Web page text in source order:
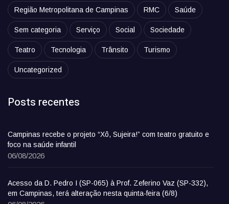
Região Metropolitana de Campinas RMC Saúde
Sem categoria Serviço Social Sociedade
Teatro Tecnologia Trânsito Turismo
Uncategorized
Posts recentes
Campinas recebe o projeto “Xô, Sujeira!” com teatro gratuito e
foco na saúde infantil
06/08/2026
Acesso da D. Pedro I (SP-065) à Prof. Zeferino Vaz (SP-332),
em Campinas, terá alteração nesta quinta-feira (6/8)